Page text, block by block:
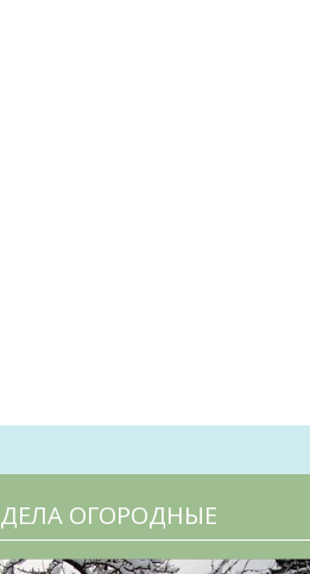
ДЕЛА ОГОРОДНЫЕ